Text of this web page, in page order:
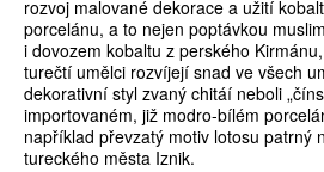
rozvoj malované dekorace a užití
porcelánu, a to nejen poptávkou
i dovozem kobaltu z perského
turečtí umělci rozvíjejí snad ve všech
dekorativní styl zvaný chitáí neboli
importovaném, již modro-bílém
například převzatý motiv lotosu patrný
tureckého města Iznik.